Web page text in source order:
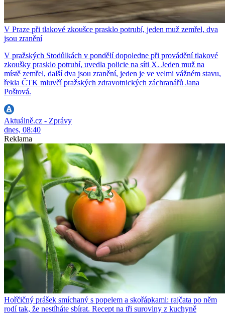
V Praze při tlakové zkoušce prasklo potrubí, jeden muž zemřel, dva
jsou zranění
V pražských Stodůlkách v pondělí dopoledne při provádění tlakové
zkoušky prasklo potrubí, uvedla policie na síti X. Jeden muž na
místě zemřel, další dva jsou zranění, jeden je ve velmi vážném stavu,
řekla ČTK mluvčí pražských zdravotnických záchranářů Jana
Poštová.
Aktuálně.cz - Zprávy
dnes, 08:40
Reklama
Hořčičný prášek smíchaný s popelem a skořápkami: rajčata po něm
rodí tak, že nestíháte sbírat. Recept na tři suroviny z kuchyně